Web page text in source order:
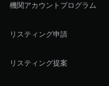
機関アカウントプログラム
リスティング申請
リスティング提案